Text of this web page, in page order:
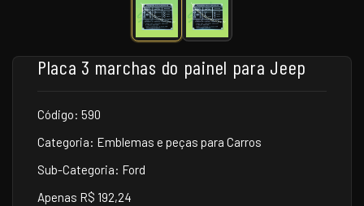
Placa 3 marchas do painel para Jeep
Código: 590
Categoria: Emblemas e peças para Carros
Sub-Categoria: Ford
Apenas R$ 192,24